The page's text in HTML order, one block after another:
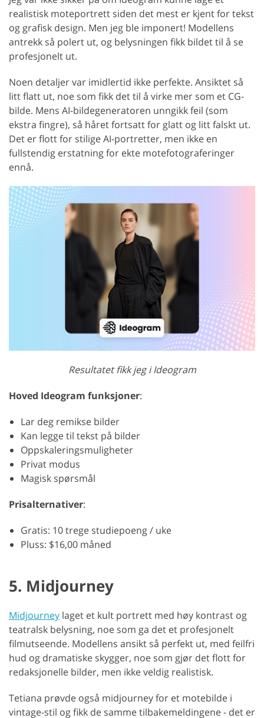
realistisk moteportrett siden det mest er kjent for tekst
og grafisk design. Men jeg ble imponert! Modellens
antrekk så polert ut, og belysningen fikk bildet til å se
profesjonelt ut.
Noen detaljer var imidlertid ikke perfekte. Ansiktet så
litt flatt ut, noe som fikk det til å virke mer som et CG-
bilde. Mens AI-bildegeneratoren unngikk feil (som
ekstra fingre), så håret fortsatt for glatt og litt falskt ut.
Det er flott for stilige AI-portretter, men ikke en
fullstendig erstatning for ekte motefotograferinger
ennå.
Resultatet fikk jeg i Ideogram
Hoved Ideogram funksjoner:
Lar deg remikse bilder
Kan legge til tekst på bilder
Oppskaleringsmuligheter
Privat modus
Magisk spørsmål
Prisalternativer:
Gratis: 10 trege studiepoeng / uke
Pluss: $16,00 måned
5. Midjourney
Midjourney laget et kult portrett med høy kontrast og
teatralsk belysning, noe som ga det et profesjonelt
filmutseende. Modellens ansikt så perfekt ut, med feilfri
hud og dramatiske skygger, noe som gjør det flott for
redaksjonelle bilder, men ikke veldig realistisk.
Tetiana prøvde også midjourney for et motebilde i
vintage-stil og fikk de samme tilbakemeldingene - det er